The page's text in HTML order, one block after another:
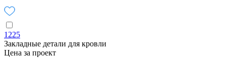
1225
Закладные детали для кровли
Цена за проект